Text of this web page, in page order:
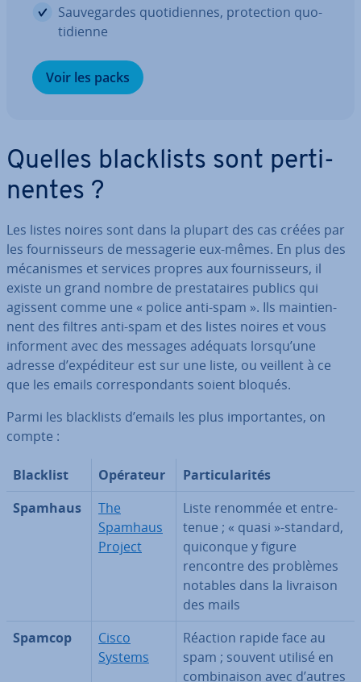
Sau­ve­gardes quo­ti­diennes, pro­tec­tion quo­
ti­dienne
Voir les packs
Quelles bla­ck­lists sont per­ti­
nentes ?
Les listes noires sont dans la plupart des cas créées par
les four­nis­seurs de mes­sa­ge­rie eux-mêmes. En plus des
mé­ca­nismes et services propres aux four­nis­seurs, il
existe un grand nombre de pres­ta­taires publics qui
agissent comme une « police anti-spam ». Ils main­tien­
nent des filtres anti-spam et des listes noires et vous
informent avec des messages adéquats lorsqu’une
adresse d’ex­pé­di­teur est sur une liste, ou veillent à ce
que les emails cor­res­pon­dants soient bloqués.
Parmi les bla­ck­lists d’emails les plus im­por­tantes, on
compte :
Blacklist Opérateur
Par­ti­cu­la­ri­tés
Spamhaus
The
Spamhaus
Project
Liste renommée et en­tre­
te­nue ; « quasi »-standard,
quiconque y figure
rencontre des problèmes
notables dans la livraison
des mails
Spamcop
Cisco
Systems
Réaction rapide face au
spam ; souvent utilisé en
com­bi­nai­son avec d’autres